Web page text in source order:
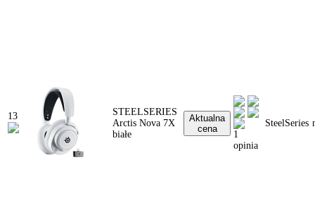
13
STEELSERIES
Arctis Nova 7X
białe
Aktualna
cena
1
opinia
SteelSeries